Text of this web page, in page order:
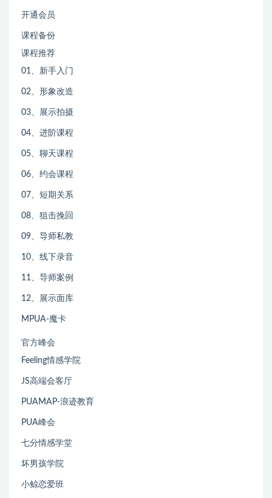
开通会员
课程备份
课程推荐
01、新手入门
02、形象改造
03、展示拍摄
04、进阶课程
05、聊天课程
06、约会课程
07、短期关系
08、狙击挽回
09、导师私教
10、线下录音
11、导师案例
12、展示面库
MPUA-魔卡
官方峰会
Feeling情感学院
JS高端会客厅
PUAMAP-浪迹教育
PUA峰会
七分情感学堂
坏男孩学院
小鲸恋爱班